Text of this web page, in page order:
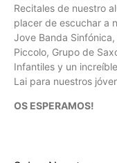
Recitales de nuestro
placer de escuchar a
Jove Banda
Piccolo, Grupo de
Infantiles y un
Lai para nuestros
OS ESPERAMOS!